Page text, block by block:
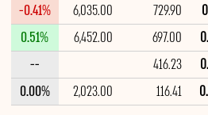
729.90
6,035.00
-0.41%
697.00
6,452.00
0.51%
416.23
--
116.41
2,023.00
0.00%